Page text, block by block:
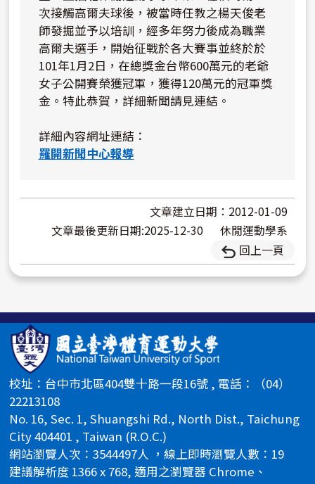
次接觸高爾夫球後，被當時任教之楊天俊老
師發掘並予以培訓，經多年努力後成為職業
高爾夫選手，開始征戰於各大賽事並終於於
101年1月2日，在總獎金台幣600萬元的老爺
女子公開賽榮獲冠軍，獲得120萬元的冠軍獎
金。特此恭賀，詳細新聞請見連結。
詳細內容網址連結：
羅開新聞中心報導
文章建立日期：2012-01-09
文章最後更新日期:2025-12-30
休閒運動學系
回上一頁
校址：台中市北區404雙十路一段16號 , 電話：（04）
22213108
No. 16, Sec. 1, Shuangshi Rd., North Dist., Taichung
City 404401 , Taiwan (R.O.C.)
網站瀏覽人次：3544497人 ，線上即時瀏覽人數：19
建議解析度 1366 x 768, 適用之瀏覽器 Chrome、